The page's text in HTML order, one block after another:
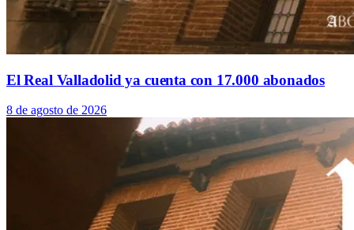
El Real Valladolid ya cuenta con 17.000 abonados
8 de agosto de 2026